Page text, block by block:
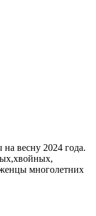
весну 2024 года.
многолетних